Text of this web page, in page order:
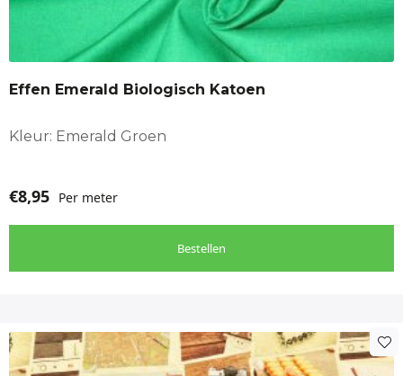
Effen Emerald Biologisch Katoen
Kleur: Emerald Groen
€8,95 Per meter
Bestellen